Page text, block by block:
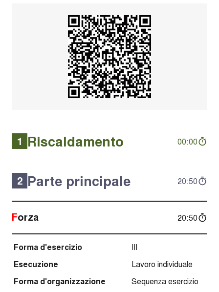
1 Riscaldamento 00:00
2 Parte principale 20:50
Forza 20:50
Forma d'esercizio
III
Esecuzione
Lavoro individuale
Forma d'organizzazione
Sequenza esercizio